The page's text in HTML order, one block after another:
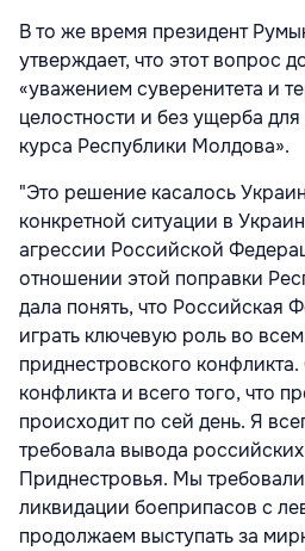
В то же время президент
утверждает, что этот вопрос
«уважением суверенитета и
целостности и без ущерба
курса Республики Молдова».
"Это решение касалось
конкретной ситуации в
агрессии Российской
отношении этой поправки
дала понять, что Российская
играть ключевую роль во
приднестровского
конфликта и всего того, что
происходит по сей день. Я
требовала вывода
Приднестровья. Мы
ликвидации боеприпасов с
продолжаем выступать за